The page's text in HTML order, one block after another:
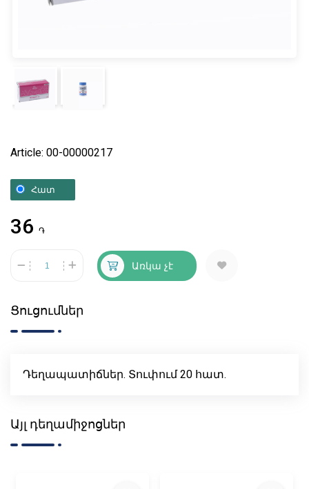
Article: 00-00000217
Հատ
36 ֏
Առկա չէ
Ցուցումներ
Դեղապատիճներ. Տուփում 20 հատ.
Այլ դեղամիջոցներ